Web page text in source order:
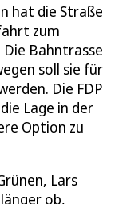
hat die Straße
zum
Bahntrasse
soll sie für
Die FDP
Lage in der
Option zu
Lars
ob,